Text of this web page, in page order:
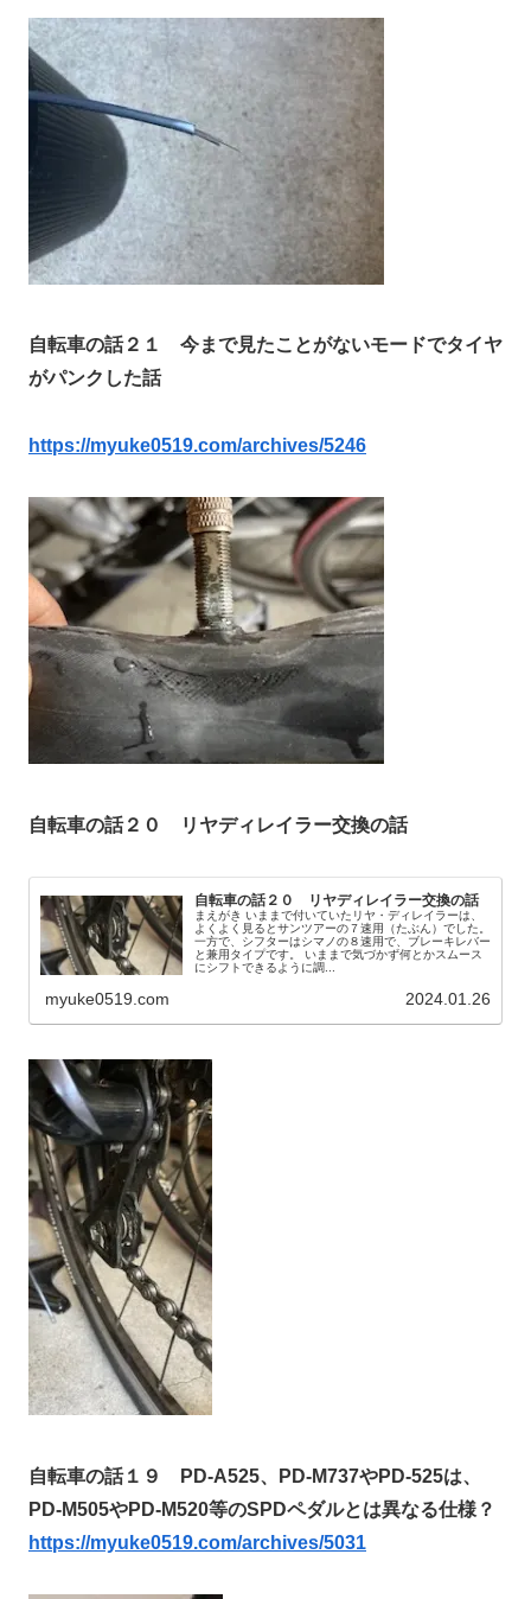
自転車の話２１ 今まで見たことがないモードでタイヤ
がパンクした話
https://myuke0519.com/archives/5246
自転車の話２０ リヤディレイラー交換の話
自転車の話２０ リヤディレイラー交換の話
まえがき いままで付いていたリヤ・ディレイラーは、
よくよく見るとサンツアーの７速用（たぶん）でした。
一方で、シフターはシマノの８速用で、ブレーキレバー
と兼用タイプです。 いままで気づかず何とかスムース
にシフトできるように調...
myuke0519.com 2024.01.26
自転車の話１９ PD-A525、PD-M737やPD-525は、
PD-M505やPD-M520等のSPDペダルとは異なる仕様？
https://myuke0519.com/archives/5031